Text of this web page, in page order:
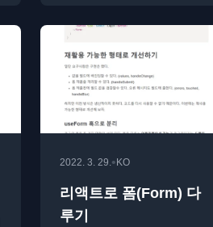
2022. 3. 29.• KO
리액트로 폼(Form) 다
루기